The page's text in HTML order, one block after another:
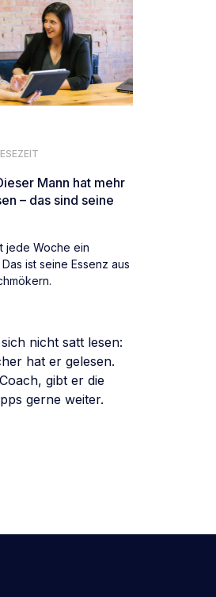
Mann hat mehr
– das sind seine
jede Woche ein
ist seine Essenz aus